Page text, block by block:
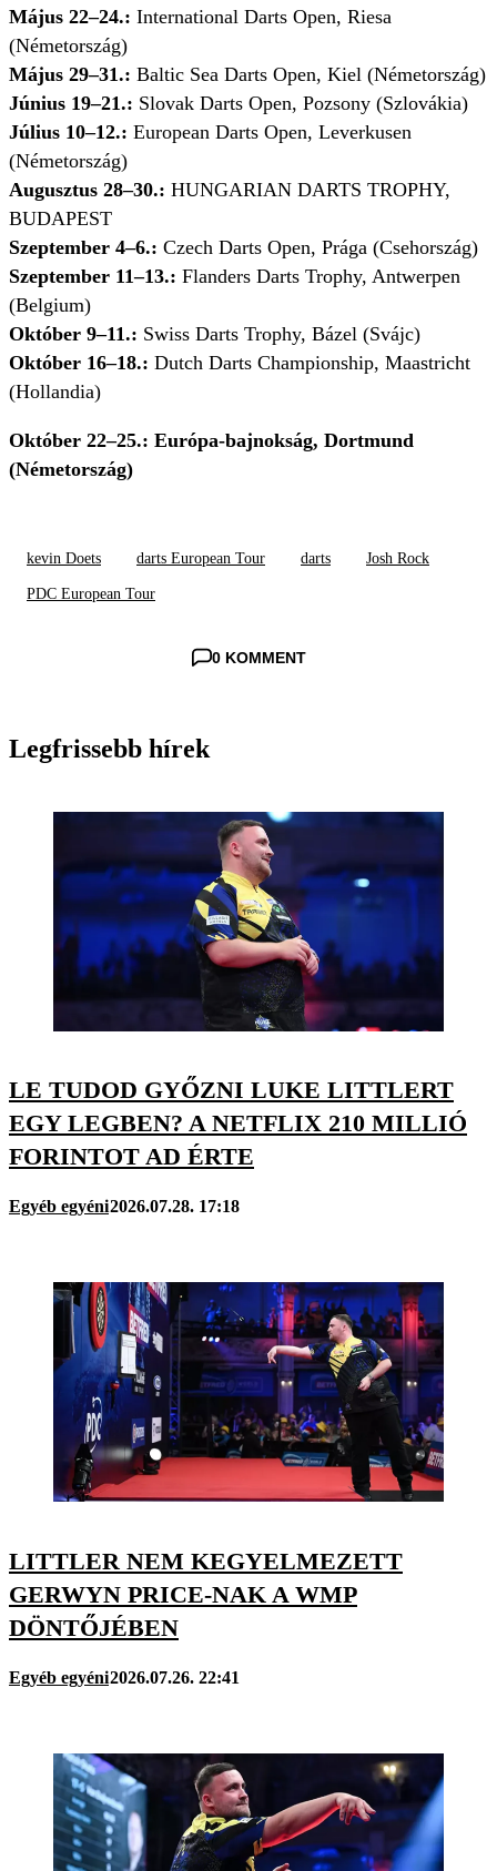
Május 22–24.: International Darts Open, Riesa
(Németország)
Május 29–31.: Baltic Sea Darts Open, Kiel (Németország)
Június 19–21.: Slovak Darts Open, Pozsony (Szlovákia)
Július 10–12.: European Darts Open, Leverkusen
(Németország)
Augusztus 28–30.: HUNGARIAN DARTS TROPHY,
BUDAPEST
Szeptember 4–6.: Czech Darts Open, Prága (Csehország)
Szeptember 11–13.: Flanders Darts Trophy, Antwerpen
(Belgium)
Október 9–11.: Swiss Darts Trophy, Bázel (Svájc)
Október 16–18.: Dutch Darts Championship, Maastricht
(Hollandia)
Október 22–25.: Európa-bajnokság, Dortmund
(Németország)
kevin Doets darts European Tour darts Josh Rock
PDC European Tour
0 KOMMENT
Legfrissebb hírek
LE TUDOD GYŐZNI LUKE LITTLERT
EGY LEGBEN? A NETFLIX 210 MILLIÓ
FORINTOT AD ÉRTE
Egyéb egyéni2026.07.28. 17:18
LITTLER NEM KEGYELMEZETT
GERWYN PRICE-NAK A WMP
DÖNTŐJÉBEN
Egyéb egyéni2026.07.26. 22:41